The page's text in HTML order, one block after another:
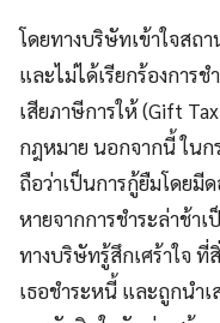
โดยทางบริษัทเข้าใจสถ
และไม่ได้เรียกร้องการ
เสียภาษีการให้ (Gift
กฎหมาย นอกจากนี้ ในก
ถือว่าเป็นการกู้ยืมโดยมี
หายจากการชำระล่าช้า
ทางบริษัทรู้สึกเศร้าใจ ที่
เธอชำระหนี้ และถูกนำเ